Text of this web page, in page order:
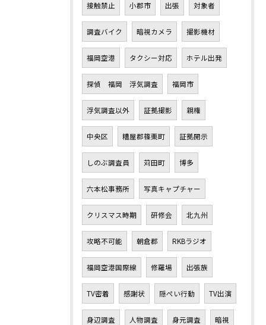
接触禁止 小郡市 出張 対象者
調査バイク 暗視カメラ 撮影機材
福岡空港 タクシー対応 ホテル出発
探偵 福岡 浮気調査 福岡市
浮気調査以外 証拠撮影 親権
中央区 糟屋郡篠栗町 証拠開示
しのぶ調査員 苅田町 博多
六本松事務所 写真キャプチャー
クリスマス時期 研修会 北九州
攻略不可能 朝倉郡 RKBラジオ
福岡空港国際線 修羅場 出張族
TV密着 感謝状 隠ぺい行動 TV出演
身辺調査 人物調査 身元調査 暗視